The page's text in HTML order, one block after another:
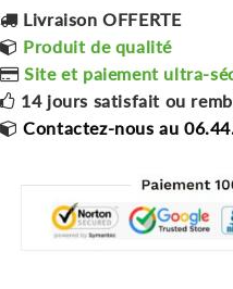
Livraison OFFERTE
Produit de qualité
Site et paiement ultra-
14 jours satisfait ou
Contactez-nous au